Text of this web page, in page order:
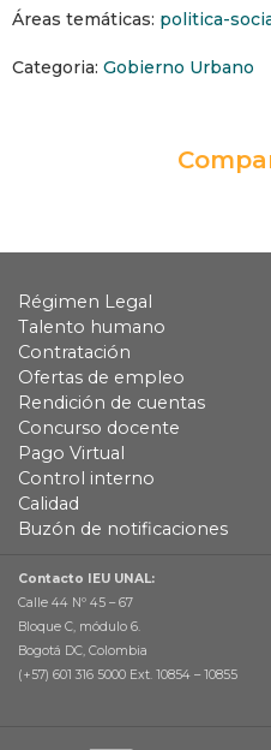
Áreas temáticas: politica-
Categoria: Gobierno Urbano
Régimen Legal
Talento humano
Contratación
Ofertas de empleo
Rendición de cuentas
Concurso docente
Pago Virtual
Control interno
Calidad
Buzón de notificaciones
Contacto IEU UNAL:
Calle 44 Nº 45 – 67
Bloque C, módulo 6.
Bogotá DC, Colombia
(+57) 601 316 5000 Ext. 10854 – 10855